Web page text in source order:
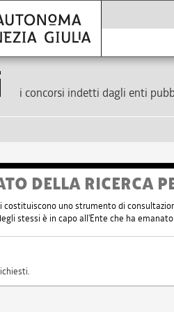
i concorsi indetti dagli enti
DELLA RICERCA
uno strumento di
stessi è in capo all'Ente che ha